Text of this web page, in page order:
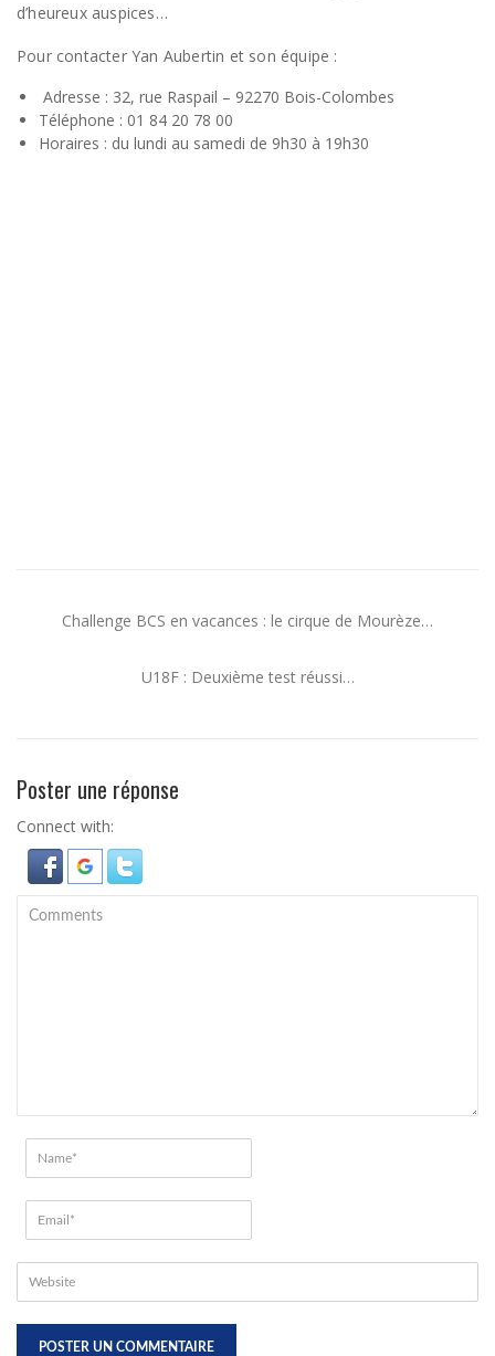
d’heureux auspices…
Pour contacter Yan Aubertin et son équipe :
Adresse : 32, rue Raspail – 92270 Bois-Colombes
Téléphone : 01 84 20 78 00
Horaires : du lundi au samedi de 9h30 à 19h30
Challenge BCS en vacances : le cirque de Mourèze…
U18F : Deuxième test réussi…
Poster une réponse
Connect with: